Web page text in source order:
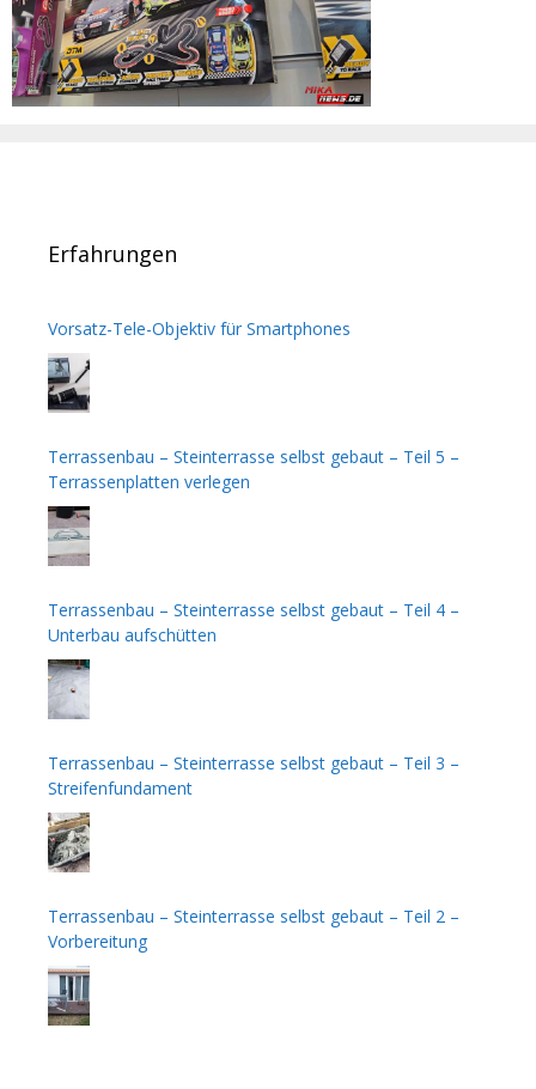
Erfahrungen
Vorsatz-Tele-Objektiv für Smartphones
Terrassenbau – Steinterrasse selbst gebaut – Teil 5 –
Terrassenplatten verlegen
Terrassenbau – Steinterrasse selbst gebaut – Teil 4 –
Unterbau aufschütten
Terrassenbau – Steinterrasse selbst gebaut – Teil 3 –
Streifenfundament
Terrassenbau – Steinterrasse selbst gebaut – Teil 2 –
Vorbereitung